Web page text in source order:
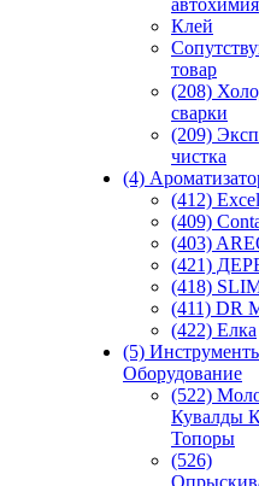
автохимия
Клей
товар
(208)
сварки
(209)
чистка
(4)
(412)
(409)
(403)
(421)
(418)
(411) DR
(422) Елка
(5)
Оборудование
(522)
Кувалды
Топоры
(526)